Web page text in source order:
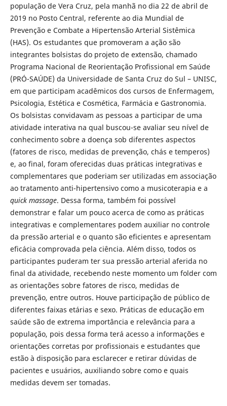
população de Vera Cruz, pela manhã no dia 22 de abril de
2019 no Posto Central, referente ao dia Mundial de
Prevenção e Combate a Hipertensão Arterial Sistêmica
(HAS). Os estudantes que promoveram a ação são
integrantes bolsistas do projeto de extensão, chamado
Programa Nacional de Reorientação Profissional em Saúde
(PRÓ-SAÚDE) da Universidade de Santa Cruz do Sul – UNISC,
em que participam acadêmicos dos cursos de Enfermagem,
Psicologia, Estética e Cosmética, Farmácia e Gastronomia.
Os bolsistas convidavam as pessoas a participar de uma
atividade interativa na qual buscou-se avaliar seu nível de
conhecimento sobre a doença sob diferentes aspectos
(fatores de risco, medidas de prevenção, chás e temperos)
e, ao final, foram oferecidas duas práticas integrativas e
complementares que poderiam ser utilizadas em associação
ao tratamento anti-hipertensivo como a musicoterapia e a
quick massage. Dessa forma, também foi possível
demonstrar e falar um pouco acerca de como as práticas
integrativas e complementares podem auxiliar no controle
da pressão arterial e o quanto são eficientes e apresentam
eficácia comprovada pela ciência. Além disso, todos os
participantes puderam ter sua pressão arterial aferida no
final da atividade, recebendo neste momento um folder com
as orientações sobre fatores de risco, medidas de
prevenção, entre outros. Houve participação de público de
diferentes faixas etárias e sexo. Práticas de educação em
saúde são de extrema importância e relevância para a
população, pois dessa forma terá acesso a informações e
orientações corretas por profissionais e estudantes que
estão à disposição para esclarecer e retirar dúvidas de
pacientes e usuários, auxiliando sobre como e quais
medidas devem ser tomadas.